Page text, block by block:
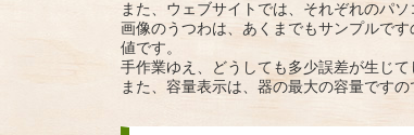
また、ウェブサイトでは、それぞれのパ
画像のうつわは、あくまでもサンプルで
値です。
手作業ゆえ、どうしても多少誤差が生じ
また、容量表示は、器の最大の容量です